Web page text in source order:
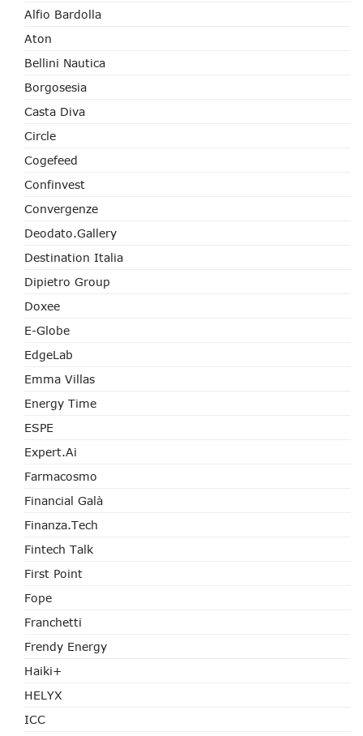
Alfio Bardolla
Aton
Bellini Nautica
Borgosesia
Casta Diva
Circle
Cogefeed
Confinvest
Convergenze
Deodato.Gallery
Destination Italia
Dipietro Group
Doxee
E-Globe
EdgeLab
Emma Villas
Energy Time
ESPE
Expert.ai
Farmacosmo
Financial Galà
Finanza.tech
Fintech Talk
First Point
Fope
Franchetti
Frendy Energy
Haiki+
HELYX
ICC